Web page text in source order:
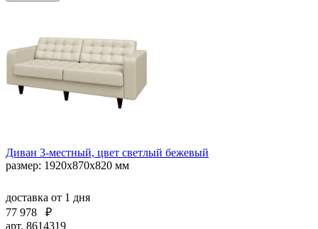
Диван 3-местный, цвет светлый бежевый
размер: 1920х870х820 мм
доставка от 1 дня
77 978
₽
арт. 8614319